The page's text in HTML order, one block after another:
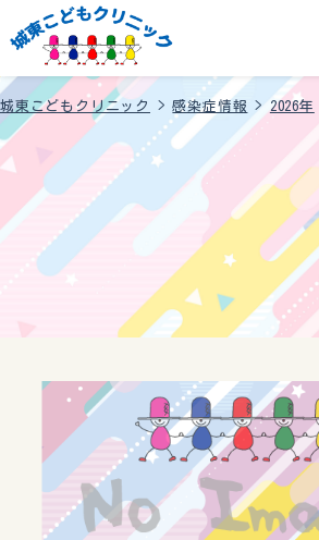
城東こどもクリニック >感染症情報 > 2026年